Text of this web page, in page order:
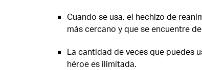
Cuando se usa, el hechizo de
más cercano y que se encuentre
La cantidad de veces que puedes
héroe es ilimitada.